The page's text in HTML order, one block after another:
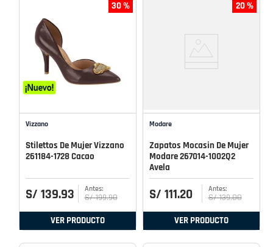
30 %
Vizzano
Stilettos De Mujer Vizzano
261184-1728 Cacao
S/ 139.93 S/ 199.90
VER PRODUCTO
20 %
Modare
Zapatos Mocasin De Mujer
Modare 267014-1002Q2
Avela
S/ 111.20 S/ 139.00
VER PRODUCTO